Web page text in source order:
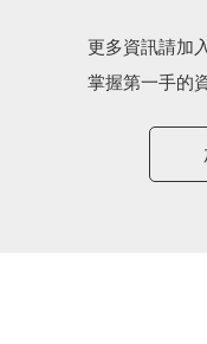
更多資訊請加
掌握第一手的